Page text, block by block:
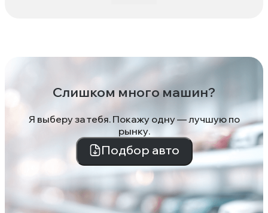
Слишком много машин?
Я выберу за тебя. Покажу одну — лучшую по
рынку.
Подбор авто